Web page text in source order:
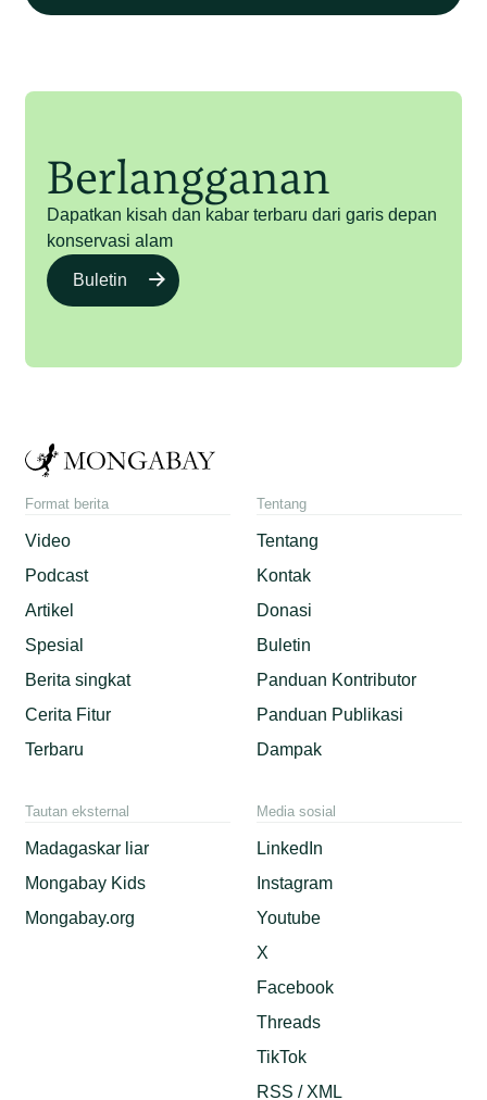
Berlangganan
Dapatkan kisah dan kabar terbaru dari garis depan
konservasi alam
Buletin
Format berita
Video
Podcast
Artikel
Spesial
Berita singkat
Cerita Fitur
Terbaru
Tentang
Tentang
Kontak
Donasi
Buletin
Panduan Kontributor
Panduan Publikasi
Dampak
Tautan eksternal
Madagaskar liar
Mongabay Kids
Mongabay.org
Media sosial
LinkedIn
Instagram
Youtube
X
Facebook
Threads
TikTok
RSS / XML